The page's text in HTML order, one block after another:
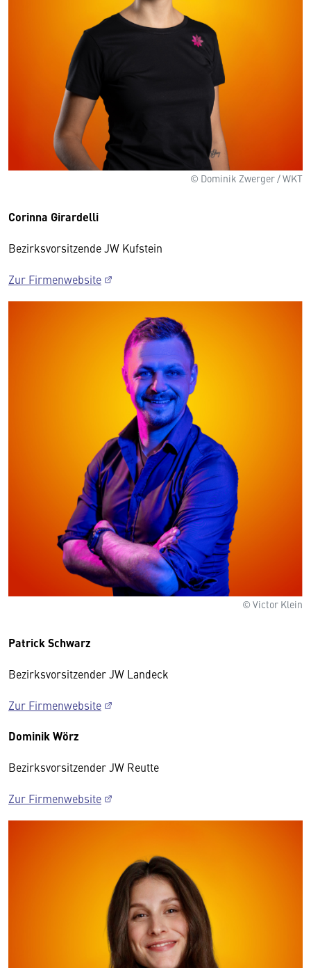
© Dominik Zwerger / WKT
Corinna Girardelli
Bezirksvorsitzende JW Kufstein
Zur Firmenwebsite
© Victor Klein
Patrick Schwarz
Bezirksvorsitzender JW Landeck
Zur Firmenwebsite
Dominik Wörz
Bezirksvorsitzender JW Reutte
Zur Firmenwebsite